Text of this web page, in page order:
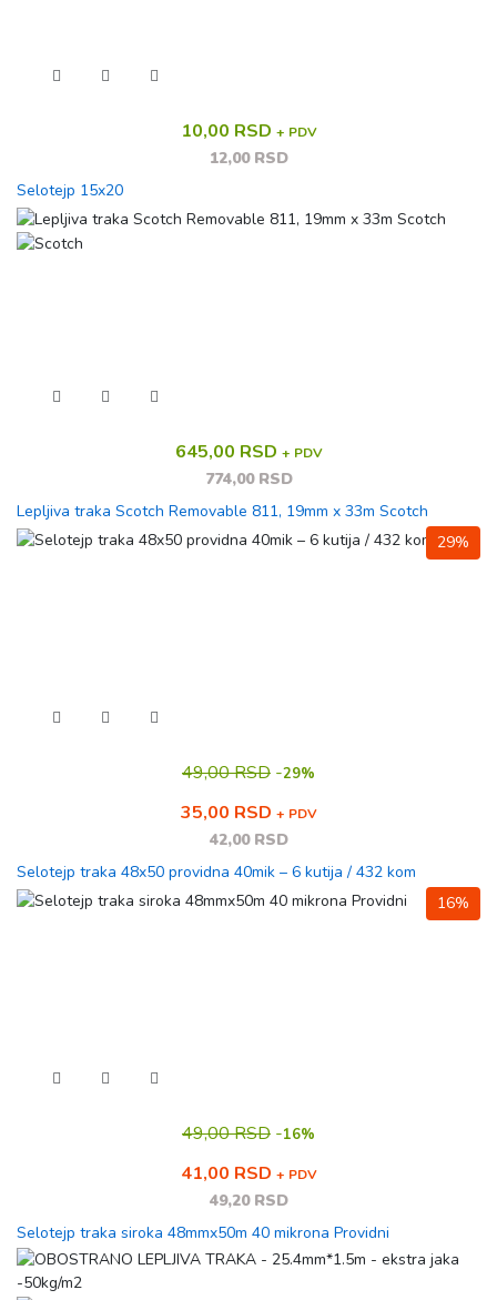
10,00 RSD + PDV
12,00 RSD
Selotejp 15x20
645,00 RSD + PDV
774,00 RSD
Lepljiva traka Scotch Removable 811, 19mm x 33m Scotch
29%
49,00 RSD -29%
35,00 RSD + PDV
42,00 RSD
Selotejp traka 48x50 providna 40mik – 6 kutija / 432 kom
16%
49,00 RSD -16%
41,00 RSD + PDV
49,20 RSD
Selotejp traka siroka 48mmx50m 40 mikrona Providni